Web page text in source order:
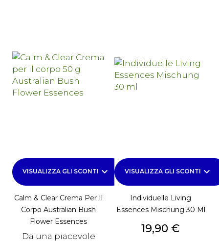
VISUALIZZA GLI SCONTI keyboard_arrow_down
Calm & Clear Crema Per Il
Corpo Australian Bush
Flower Essences
Da una piacevole
VISUALIZZA GLI SCONTI keyboard_arrow_down
Individuelle Living
Essences Mischung 30 Ml
Prezzo
19,90 €